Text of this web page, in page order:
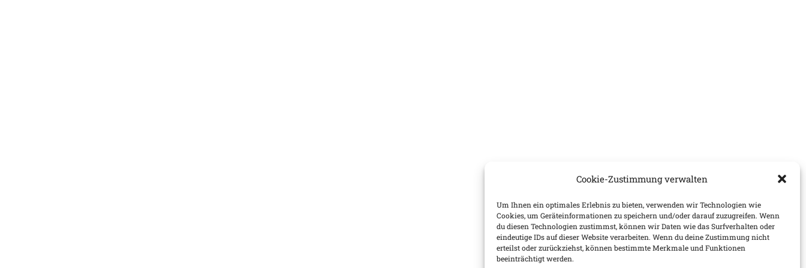
Cookie-Zustimmung verwalten
Um Ihnen ein optimales Erlebnis zu bieten, verwenden wir Technologien wie
Cookies, um Geräteinformationen zu speichern und/oder darauf zuzugreifen. Wenn
du diesen Technologien zustimmst, können wir Daten wie das Surfverhalten oder
eindeutige IDs auf dieser Website verarbeiten. Wenn du deine Zustimmung nicht
erteilst oder zurückziehst, können bestimmte Merkmale und Funktionen
beeinträchtigt werden.